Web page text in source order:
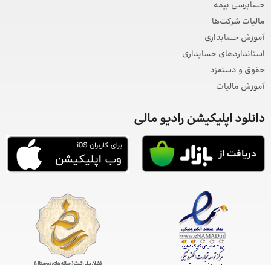
حسابرسی بیمه
مالیات شرکت‌ها
آموزش حسابداری
استانداردهای حسابداری
حقوق و دستمزد
آموزش مالیات
دانلود اپلیکیشن رادیو مالی